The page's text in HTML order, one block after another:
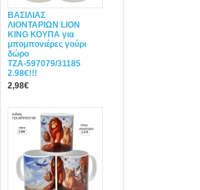
ΒΑΣΙΛΙΑΣ
ΛΙΟΝΤΑΡΙΩΝ LION
KING ΚΟΥΠΑ για
μπομπονιέρες γούρι
δώρο
ΤΖΑ-597079/31185
2.98€!!!
2,98€